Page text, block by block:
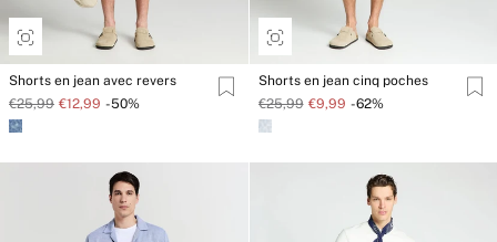
Shorts en jean avec revers
€25,99 €12,99 -50%
Shorts en jean cinq poches
€25,99 €9,99 -62%